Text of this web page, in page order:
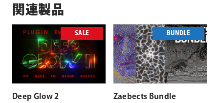
関連製品
SALE
Deep Glow 2
BUNDLE
Zaebects Bundle